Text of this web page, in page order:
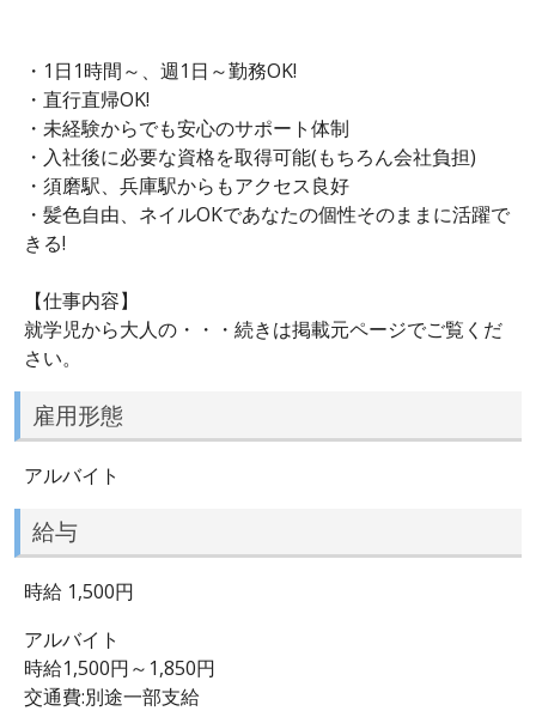
・1日1時間～、週1日～勤務OK!
・直行直帰OK!
・未経験からでも安心のサポート体制
・入社後に必要な資格を取得可能(もちろん会社負担)
・須磨駅、兵庫駅からもアクセス良好
・髪色自由、ネイルOKであなたの個性そのままに活躍で
きる!
【仕事内容】
就学児から大人の・・・続きは掲載元ページでご覧くだ
さい。
雇用形態
アルバイト
給与
時給 1,500円
アルバイト
時給1,500円～1,850円
交通費:別途一部支給